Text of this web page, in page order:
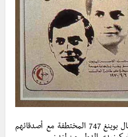
احتفال مسافرين طائرة العال بوينغ 747 المختطفة مع أصدقائهم